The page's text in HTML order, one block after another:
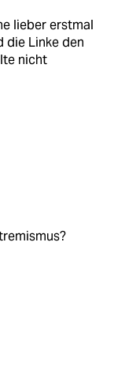
lieber erstmal
die Linke den
nicht